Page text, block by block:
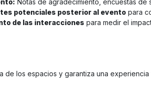
Notas de agradecimiento, encuestas de
potenciales posterior al evento para
de las interacciones para medir el
de los espacios y garantiza una experiencia